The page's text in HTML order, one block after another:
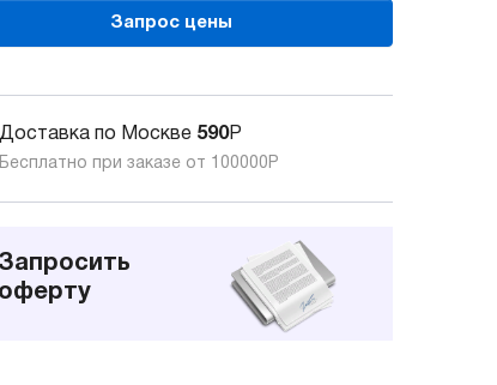
Запрос цены
Доставка по Москве 590Р
Бесплатно при заказе от 100000 Р
Запросить
оферту